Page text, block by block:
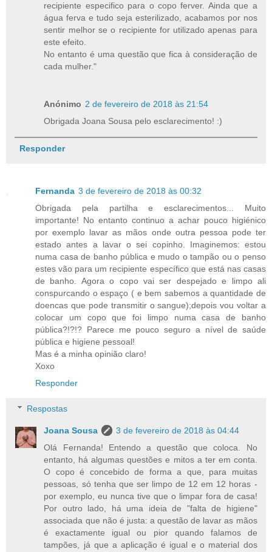
recipiente especifico para o copo ferver. Ainda que a
água ferva e tudo seja esterilizado, acabamos por nos
sentir melhor se o recipiente for utilizado apenas para
este efeito.
No entanto é uma questão que fica à consideração de
cada mulher."
Anónimo 2 de fevereiro de 2018 às 21:54
Obrigada Joana Sousa pelo esclarecimento! :)
Responder
Fernanda 3 de fevereiro de 2018 às 00:32
Obrigada pela partilha e esclarecimentos... Muito
importante! No entanto continuo a achar pouco higiénico
por exemplo lavar as mãos onde outra pessoa pode ter
estado antes a lavar o sei copinho. Imaginemos: estou
numa casa de banho pública e mudo o tampão ou o penso
estes vão para um recipiente específico que está nas casas
de banho. Agora o copo vai ser despejado e limpo ali
conspurcando o espaço ( e bem sabemos a quantidade de
doencas que pode transmitir o sangue);depois vou voltar a
colocar um copo que foi limpo numa casa de banho
pública?!?!? Parece me pouco seguro a nível de saúde
pública e higiene pessoal!
Mas é a minha opinião claro!
Xoxo
Responder
Respostas
Joana Sousa
3 de fevereiro de 2018 às 04:44
Olá Fernanda! Entendo a questão que coloca. No
entanto, há algumas questões e mitos a ter em conta.
O copo é concebido de forma a que, para muitas
pessoas, só tenha que ser limpo de 12 em 12 horas -
por exemplo, eu nunca tive que o limpar fora de casa!
Por outro lado, há uma ideia de "falta de higiene"
associada que não é justa: a questão de lavar as mãos
é exactamente igual ou pior quando falamos de
tampões, já que a aplicação é igual e o material dos